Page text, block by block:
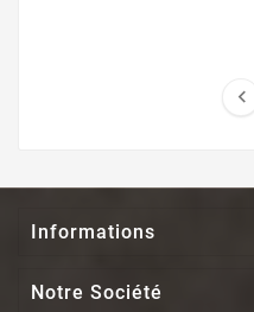

Informations
Notre Société